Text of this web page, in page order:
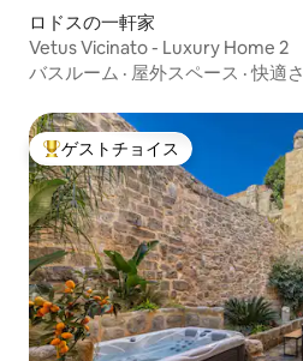
ロドスの一軒家
Vetus Vicinato - Luxury Home 2
バスルーム · 屋外スペース ·快適さ
大好評のゲストチョイスです。
ゲストチョイス